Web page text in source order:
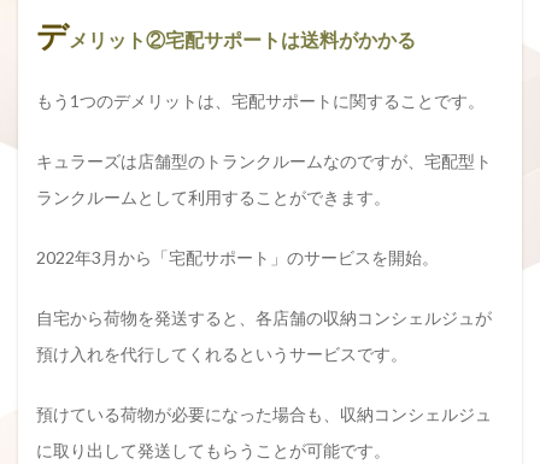
デ メリット②宅配サポートは送料がかかる
もう1つのデメリットは、宅配サポートに関することです。
キュラーズは店舗型のトランクルームなのですが、宅配型ト
ランクルームとして利用することができます。
2022年3月から「宅配サポート」のサービスを開始。
自宅から荷物を発送すると、各店舗の収納コンシェルジュが
預け入れを代行してくれるというサービスです。
預けている荷物が必要になった場合も、収納コンシェルジュ
に取り出して発送してもらうことが可能です。